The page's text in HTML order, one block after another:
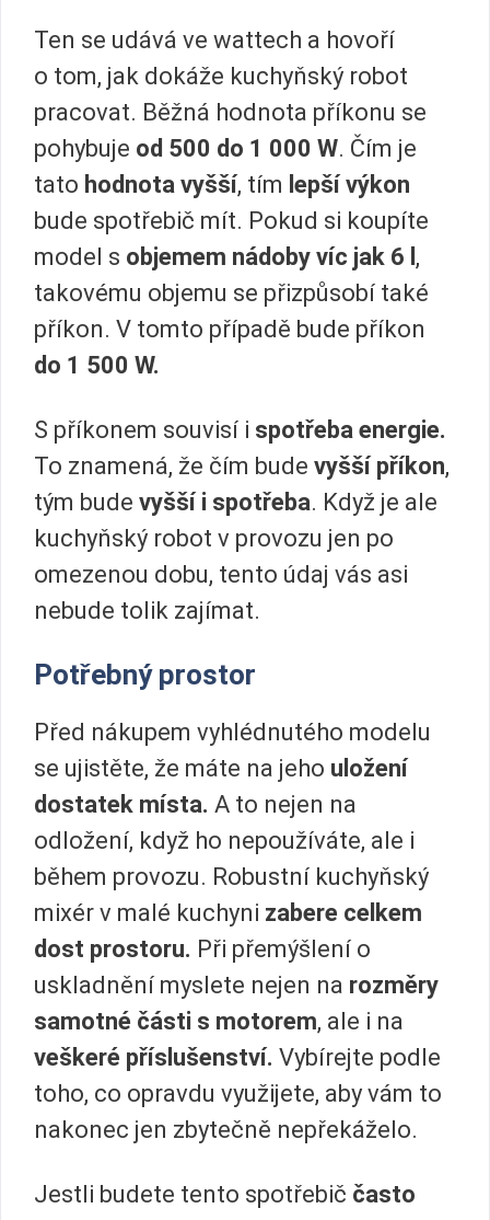
Ten se udává ve wattech a hovoří
o tom, jak dokáže kuchyňský robot
pracovat. Běžná hodnota příkonu se
pohybuje od 500 do 1 000 W. Čím je
tato hodnota vyšší, tím lepší výkon
bude spotřebič mít. Pokud si koupíte
model s objemem nádoby víc jak 6 l ,
takovému objemu se přizpůsobí také
příkon. V tomto případě bude příkon
do 1 500 W.
S příkonem souvisí i spotřeba energie.
To znamená, že čím bude vyšší příkon,
tým bude vyšší i spotřeba. Když je ale
kuchyňský robot v provozu jen po
omezenou dobu, tento údaj vás asi
nebude tolik zajímat.
Potřebný prostor
Před nákupem vyhlédnutého modelu
se ujistěte, že máte na jeho uložení
dostatek místa. A to nejen na
odložení, když ho nepoužíváte, ale i
během provozu. Robustní kuchyňský
mixér v malé kuchyni zabere celkem
dost prostoru. Při přemýšlení o
uskladnění myslete nejen na rozměry
samotné části s motorem, ale i na
veškeré příslušenství. Vybírejte podle
toho, co opravdu využijete, aby vám to
nakonec jen zbytečně nepřekáželo.
Jestli budete tento spotřebič často